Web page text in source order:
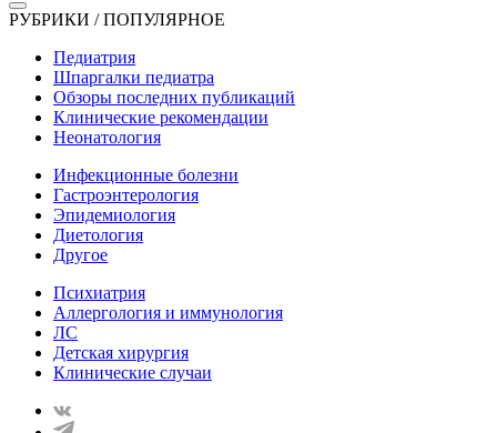
РУБРИКИ / ПОПУЛЯРНОЕ
Педиатрия
Шпаргалки педиатра
Обзоры последних публикаций
Клинические рекомендации
Неонатология
Инфекционные болезни
Гастроэнтерология
Эпидемиология
Диетология
Другое
Психиатрия
Аллергология и иммунология
ЛС
Детская хирургия
Клинические случаи